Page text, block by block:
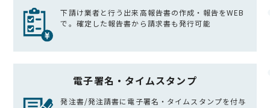
下請け業者と行う出来高報告書の作成・報告をWEB
で。確定した報告書から請求書も発行可能
電子署名・タイムスタンプ
発注書/発注請書に電子署名・タイムスタンプを付与